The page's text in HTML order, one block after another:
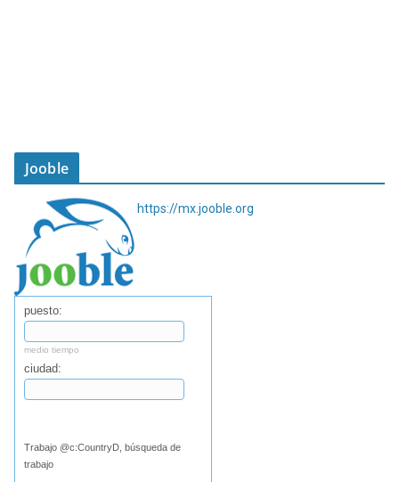
Jooble
https://mx.jooble.org
puesto:
medio tiempo
ciudad:
Trabajo @c:CountryD, búsqueda de
trabajo